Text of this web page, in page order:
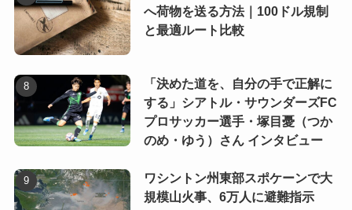
へ荷物を送る方法｜100ドル規制
と最適ルート比較
「決めた道を、自分の手で正解に
する」シアトル・サウンダーズFC
プロサッカー選手・塚目憂（つか
のめ・ゆう）さん インタビュー
ワシントン州東部スポケーンで大
規模山火事、6万人に避難指示